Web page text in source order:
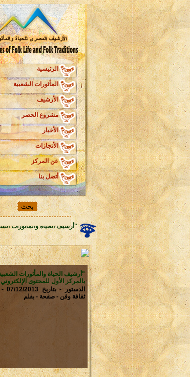
الرئيسية
المأثورات الشعبية
الأرشيف
مشروع الحصر
الأخبار
الأنجازات
عن المركز
أتصل بنا
"أرشيف الحياة والمأثورات
"أرشيف الحياة والمأثورات
بالمركز الأول للمحتوى الإلكتروني
الدستور
ثقافة وفن - صفحة - بقلم